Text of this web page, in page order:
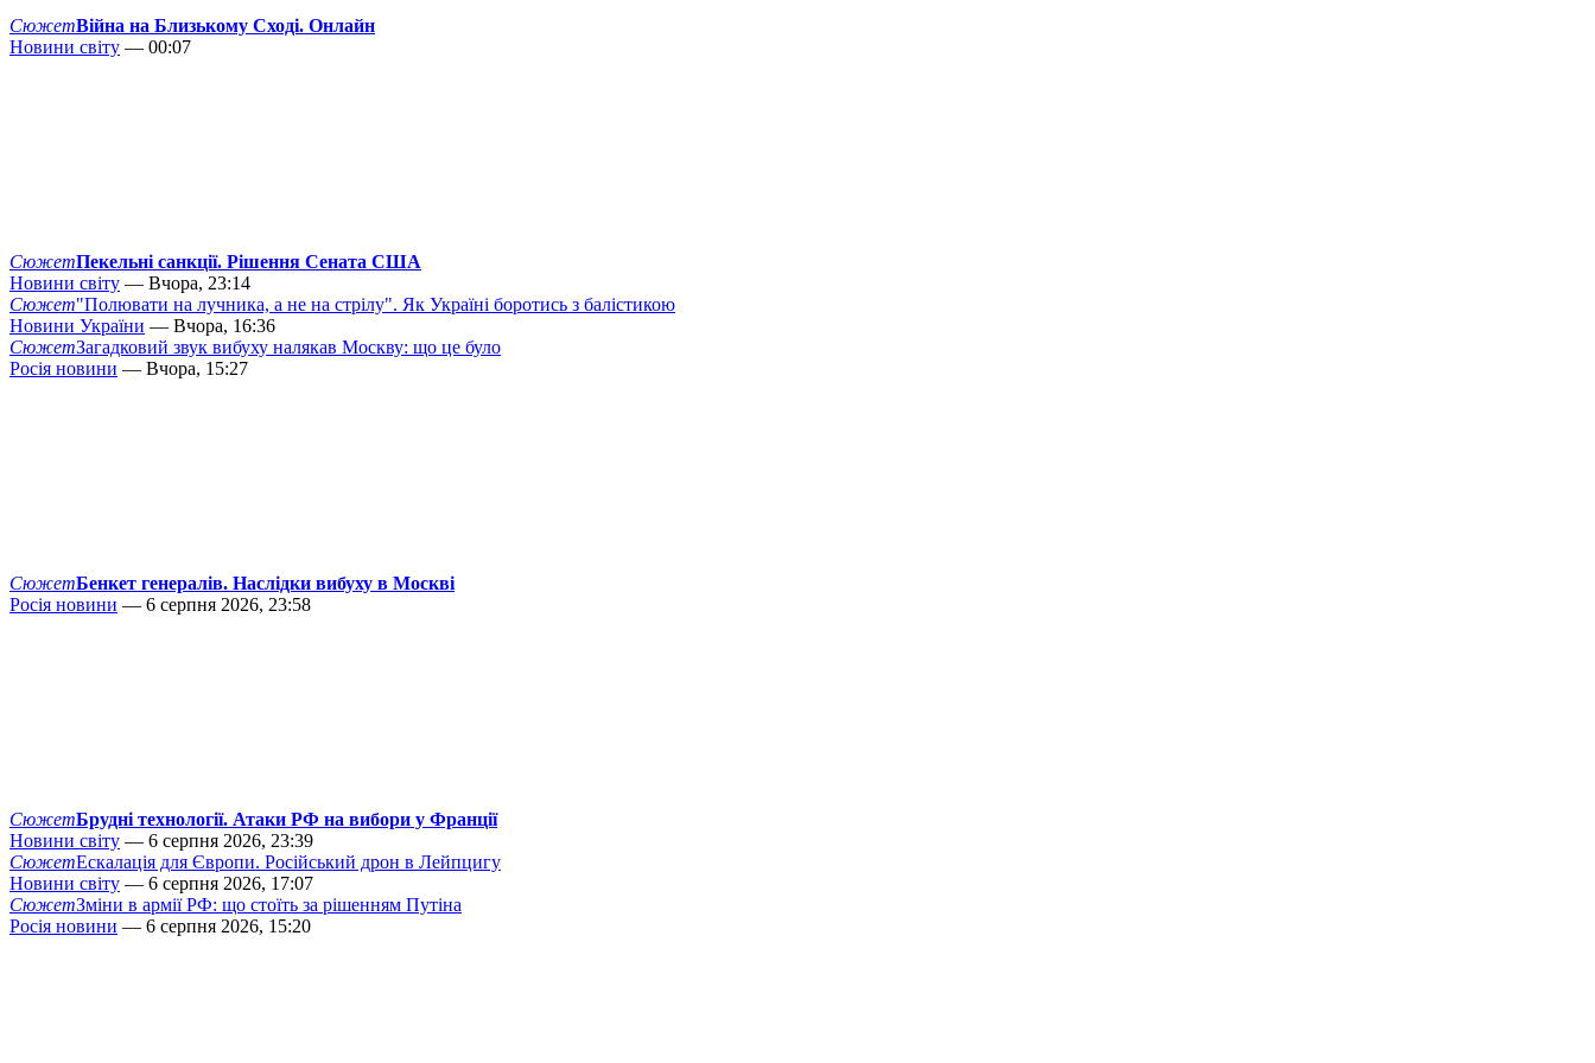
СюжетВійна на Близькому Сході. Онлайн
Новини світу — 00:07
СюжетПекельні санкції. Рішення Сената США
Новини світу — Вчора, 23:14
Сюжет"Полювати на лучника, а не на стрілу". Як Україні боротись з балістикою
Новини України — Вчора, 16:36
СюжетЗагадковий звук вибуху налякав Москву: що це було
Росія новини — Вчора, 15:27
СюжетБенкет генералів. Наслідки вибуху в Москві
Росія новини — 6 серпня 2026, 23:58
СюжетБрудні технології. Атаки РФ на вибори у Франції
Новини світу — 6 серпня 2026, 23:39
СюжетЕскалація для Європи. Російський дрон в Лейпцигу
Новини світу — 6 серпня 2026, 17:07
СюжетЗміни в армії РФ: що стоїть за рішенням Путіна
Росія новини — 6 серпня 2026, 15:20